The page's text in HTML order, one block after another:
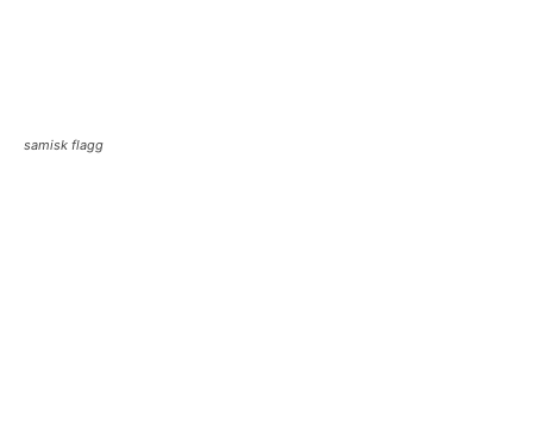
samisk flagg